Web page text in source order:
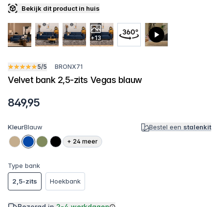
Bekijk dit product in huis
+13
5/5 BRONX71
Velvet bank 2,5-zits Vegas blauw
849,95
KleurBlauw Bestel een stalenkit
+ 24 meer
Type bank
2,5-zits
Hoekbank